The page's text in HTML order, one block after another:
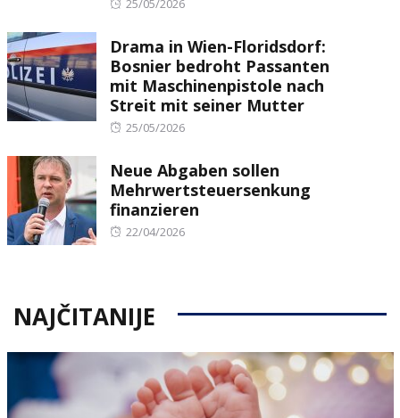
25/05/2026
Drama in Wien-Floridsdorf:
Bosnier bedroht Passanten
mit Maschinenpistole nach
Streit mit seiner Mutter
Posted
25/05/2026
Neue Abgaben sollen
Mehrwertsteuersenkung
finanzieren
Posted
22/04/2026
NAJČITANIJE